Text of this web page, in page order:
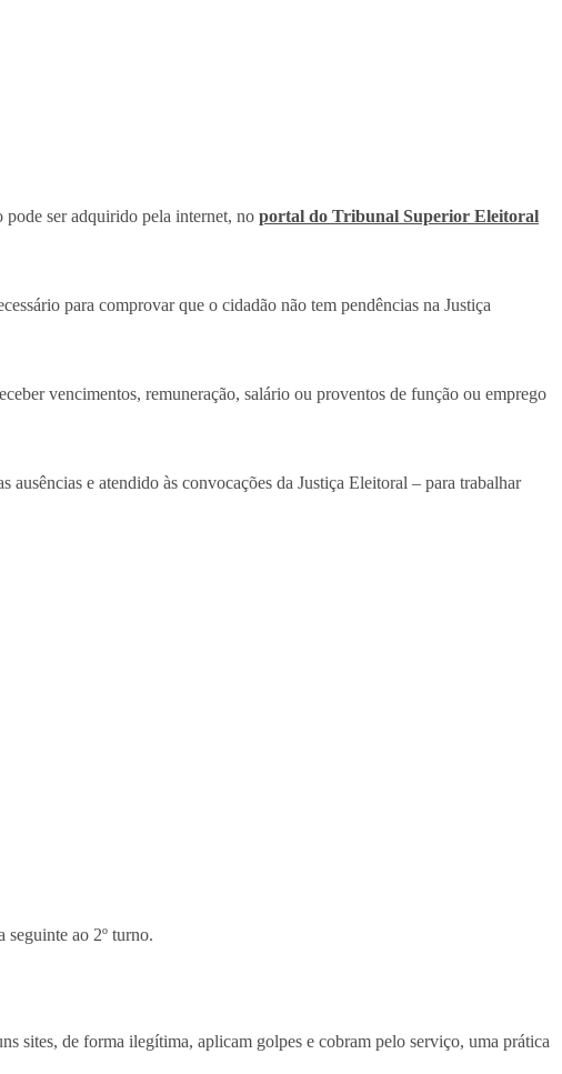
ser adquirido pela internet, no portal do Tribunal Superior Eleitoral
para comprovar que o cidadão não tem pendências na Justiça
vencimentos, remuneração, salário ou proventos de função ou emprego
e atendido às convocações da Justiça Eleitoral – para trabalhar
seguinte ao 2º turno.
sites, de forma ilegítima, aplicam golpes e cobram pelo serviço, uma prática